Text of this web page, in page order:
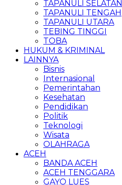
TAPANULI SELATAN
TAPANULI TENGAH
TAPANULI UTARA
TEBING TINGGI
TOBA
HUKUM & KRIMINAL
LAINNYA
Bisnis
Internasional
Pemerintahan
Kesehatan
Pendidikan
Politik
Teknologi
Wisata
OLAHRAGA
ACEH
BANDA ACEH
ACEH TENGGARA
GAYO LUES